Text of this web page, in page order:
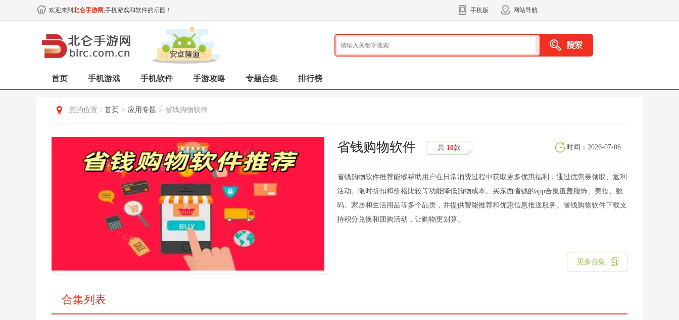
欢迎来到 北仑手游网,手机游戏和软件的乐园！ 手机版 网站导航
首页 手机游戏 手机软件 手游攻略 专题合集 排行榜
您的位置： 首页 > 应用专题 > 省钱购物软件
省钱购物软件 共 10款 时间：2026-07-06
省钱购物软件推荐能够帮助用户在日常消费过程中获取更多优惠福利，通过优惠券领取、返利
活动、限时折扣和价格比较等功能降低购物成本。买东西省钱的app合集覆盖服饰、美妆、数
码、家居和生活用品等多个品类，并提供智能推荐和优惠信息推送服务。省钱购物软件下载支
持积分兑换和团购活动，让购物更划算。
更多合集
合集列表